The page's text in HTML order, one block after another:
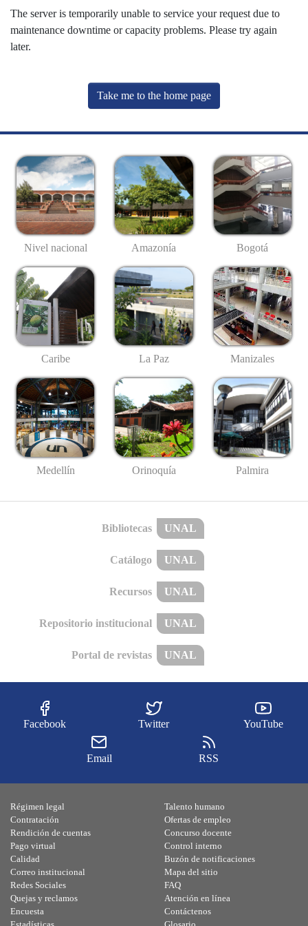
The server is temporarily unable to service your request due to
maintenance downtime or capacity problems. Please try again
later.
Take me to the home page
Nivel nacional Amazonía Bogotá
Caribe La Paz Manizales
Medellín Orinoquía Palmira
Bibliotecas UNAL
Catálogo UNAL
Recursos UNAL
Repositorio institucional UNAL
Portal de revistas UNAL
Facebook Twitter YouTube
Email RSS
Régimen legal
Contratación
Rendición de cuentas
Pago virtual
Calidad
Talento humano
Ofertas de empleo
Concurso docente
Control interno
Buzón de notificaciones
Correo institucional
Redes Sociales
Quejas y reclamos
Encuesta
Mapa del sitio
FAQ
Atención en línea
Contáctenos